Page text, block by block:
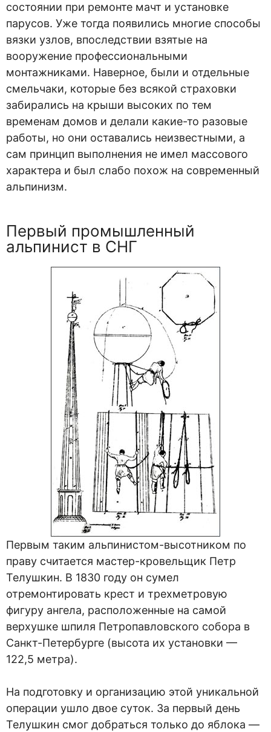
состоянии при ремонте мачт и установке
парусов. Уже тогда появились многие способы
вязки узлов, впоследствии взятые на
вооружение профессиональными
монтажниками. Наверное, были и отдельные
смельчаки, которые без всякой страховки
забирались на крыши высоких по тем
временам домов и делали какие-то разовые
работы, но они оставались неизвестными, а
сам принцип выполнения не имел массового
характера и был слабо похож на современный
альпинизм.
Первый промышленный
альпинист в СНГ
Первым таким альпинистом-высотником по
праву считается мастер-кровельщик Петр
Телушкин. В 1830 году он сумел
отремонтировать крест и трехметровую
фигуру ангела, расположенные на самой
верхушке шпиля Петропавловского собора в
Санкт-Петербурге (высота их установки —
122,5 метра).
На подготовку и организацию этой уникальной
операции ушло двое суток. За первый день
Телушкин смог добраться только до яблока —